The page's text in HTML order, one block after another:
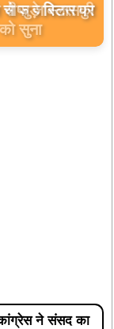
चीफ जस्टिस की
कांग्रेस ने संसद का